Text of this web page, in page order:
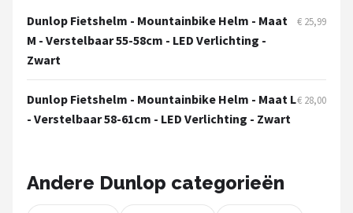
Mountainbikes
Shop
POPULAIRE MERKEN
Volare
Dunlop Fietshelm - Mountainbike Helm - Maat
M - Verstelbaar 55-58cm - LED Verlichting -
Zwart
€ 25,99
Dunlop Fietshelm - Mountainbike Helm - Maat L
- Verstelbaar 58-61cm - LED Verlichting - Zwart
€ 28,00
Andere Dunlop categorieën